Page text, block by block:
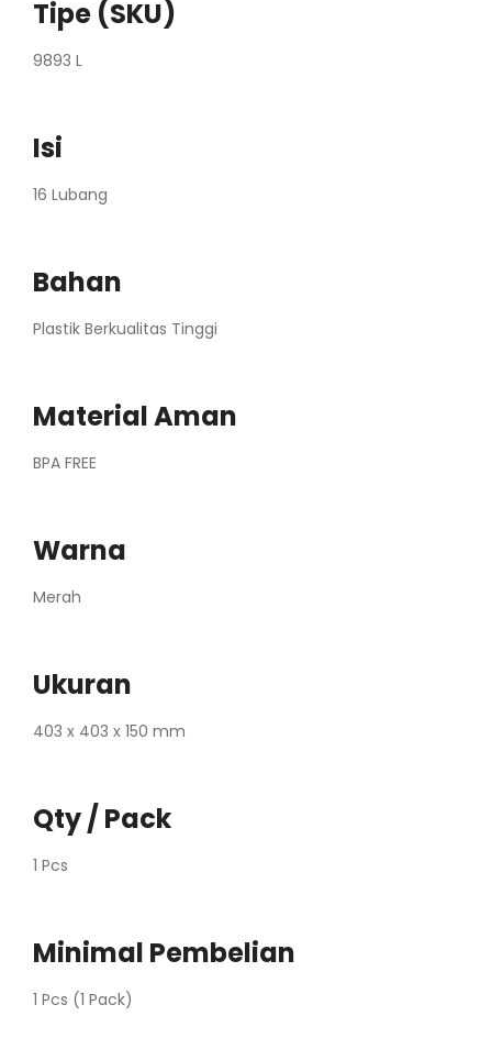
Tipe (SKU)
9893 L
Isi
16 Lubang
Bahan
Plastik Berkualitas Tinggi
Material Aman
BPA FREE
Warna
Merah
Ukuran
403 x 403 x 150 mm
Qty / Pack
1 Pcs
Minimal Pembelian
1 Pcs (1 Pack)